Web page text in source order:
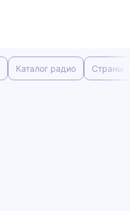
Каталог радио Страны